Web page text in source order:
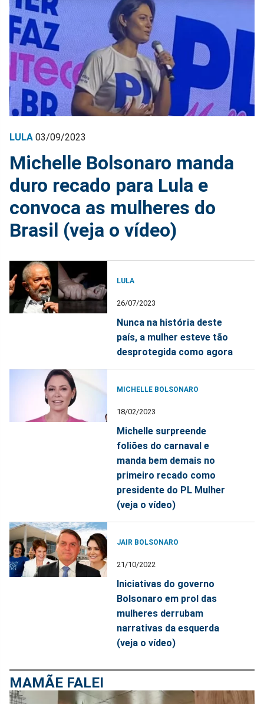
LULA 03/09/2023
Michelle Bolsonaro manda
duro recado para Lula e
convoca as mulheres do
Brasil (veja o vídeo)
LULA
26/07/2023
Nunca na história deste
país, a mulher esteve tão
desprotegida como agora
MICHELLE BOLSONARO
18/02/2023
Michelle surpreende
foliões do carnaval e
manda bem demais no
primeiro recado como
presidente do PL Mulher
(veja o vídeo)
JAIR BOLSONARO
21/10/2022
Iniciativas do governo
Bolsonaro em prol das
mulheres derrubam
narrativas da esquerda
(veja o vídeo)
MAMÃE FALEI